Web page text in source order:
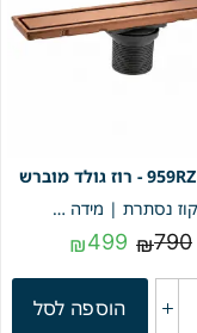
959RZ - רוז גולד מוברש
תעלת ניקוז נסתרת | מידה 9/59 | דגם "LINEA" | רוז גולד מוברש | מק"ט 959RZ
₪790
₪499
הוספה לסל